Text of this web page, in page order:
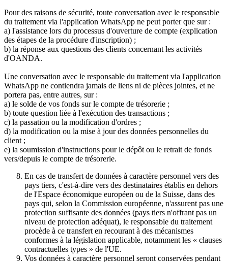
Pour des raisons de sécurité, toute conversation avec le responsable
du traitement via l'application WhatsApp ne peut porter que sur :
a) l'assistance lors du processus d'ouverture de compte (explication
des étapes de la procédure d'inscription) ;
b) la réponse aux questions des clients concernant les activités
d'OANDA.
Une conversation avec le responsable du traitement via l'application
WhatsApp ne contiendra jamais de liens ni de pièces jointes, et ne
portera pas, entre autres, sur :
a) le solde de vos fonds sur le compte de trésorerie ;
b) toute question liée à l'exécution des transactions ;
c) la passation ou la modification d'ordres ;
d) la modification ou la mise à jour des données personnelles du
client ;
e) la soumission d'instructions pour le dépôt ou le retrait de fonds
vers/depuis le compte de trésorerie.
En cas de transfert de données à caractère personnel vers des
pays tiers, c'est-à-dire vers des destinataires établis en dehors
de l'Espace économique européen ou de la Suisse, dans des
pays qui, selon la Commission européenne, n'assurent pas une
protection suffisante des données (pays tiers n'offrant pas un
niveau de protection adéquat), le responsable du traitement
procède à ce transfert en recourant à des mécanismes
conformes à la législation applicable, notamment les « clauses
contractuelles types » de l'UE.
Vos données à caractère personnel seront conservées pendant